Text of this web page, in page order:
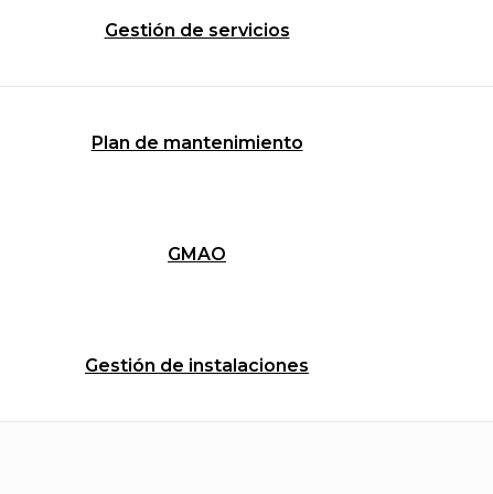
Gestión de servicios
Plan de mantenimiento
GMAO
Gestión de instalaciones